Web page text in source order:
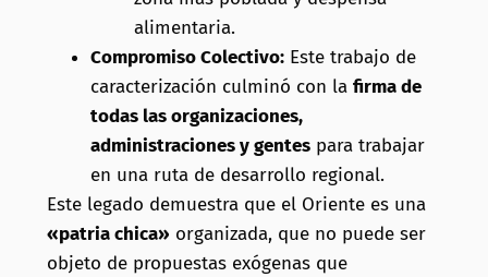
alimentaria.
Compromiso Colectivo:Este trabajo de
caracterización culminó con la firma de
todas las organizaciones,
administraciones y gentespara trabajar
en una ruta de desarrollo regional.
Este legado demuestra que el Oriente es una
«patria chica» organizada, que no puede ser
objeto de propuestas exógenas que